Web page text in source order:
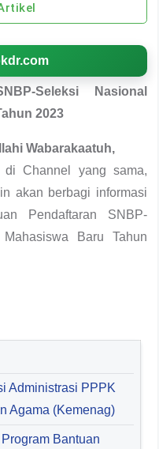
Seleksi Nasional
2023
Wabarakaatuh,
Channel yang sama,
akan berbagi informasi
Pendaftaran SNBP-
Baru Tahun
Administrasi PPPK
Agama (Kemenag)
Bantuan